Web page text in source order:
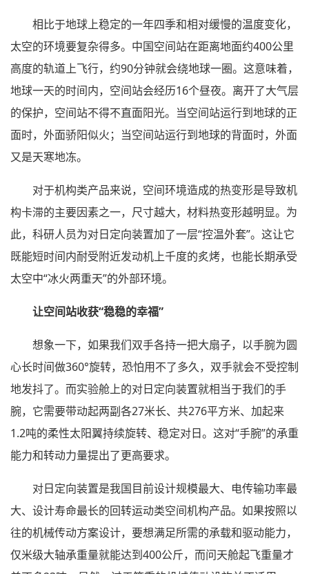
相比于地球上稳定的一年四季和相对缓慢的温度变化，
太空的环境要复杂得多。中国空间站在距离地面约400公里
高度的轨道上飞行，约90分钟就会绕地球一圈。这意味着，
地球一天的时间内，空间站会经历16个昼夜。离开了大气层
的保护，空间站不得不直面阳光。当空间站运行到地球的正
面时，外面骄阳似火；当空间站运行到地球的背面时，外面
又是天寒地冻。
对于机构类产品来说，空间环境造成的热变形是导致机
构卡滞的主要因素之一，尺寸越大，材料热变形越明显。为
此，科研人员为对日定向装置加了一层“控温外套”。这让它
既能短时间内耐受附近发动机上千度的炙烤，也能长期承受
太空中“冰火两重天”的外部环境。
让空间站收获“稳稳的幸福”
想象一下，如果我们双手各持一把大扇子，以手腕为圆
心长时间做360°旋转，恐怕用不了多久，双手就会不受控制
地发抖了。而实验舱上的对日定向装置就相当于我们的手
腕，它需要带动起两副各27米长、共276平方米、加起来
1.2吨的柔性太阳翼持续旋转、稳定对日。这对“手腕”的承重
能力和转动力量提出了更高要求。
对日定向装置是我国目前设计规模最大、电传输功率最
大、设计寿命最长的回转运动类空间机构产品。如果按照以
往的机械传动方案设计，要想满足所需的承载和驱动能力，
仅米级大轴承重量就能达到400公斤，而问天舱起飞重量才